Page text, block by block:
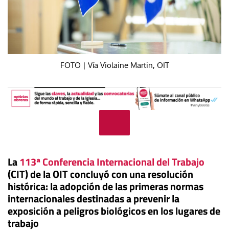
FOTO | Vía Violaine Martin, OIT
La113ª Conferencia Internacional del Trabajo
(CIT) de la OIT concluyó con una resolución
histórica: la adopción de las primeras normas
internacionales destinadas a prevenir la
exposición a peligros biológicos en los lugares de
trabajo